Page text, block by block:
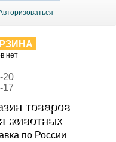
нет
20
17
товаров
животных
по России